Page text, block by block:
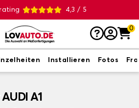
4,3 / 5
0
Installieren Fotos
A1